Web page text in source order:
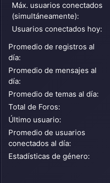
Máx. usuarios conectados
(simultáneamente):
Usuarios conectados hoy:
Promedio de registros al
día:
Promedio de mensajes al
día:
Promedio de temas al día:
Total de Foros:
Último usuario:
Promedio de usuarios
conectados al día:
Estadísticas de género: